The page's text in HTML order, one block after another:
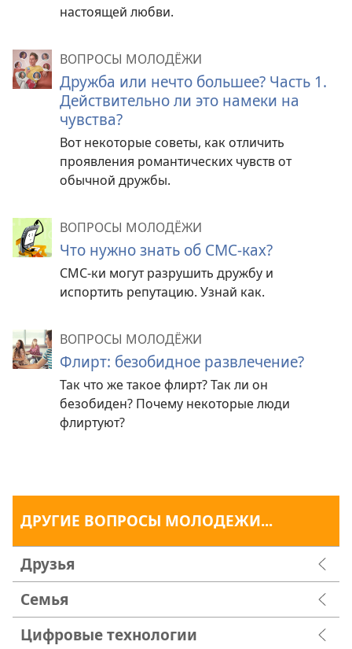
настоящей любви.
ВОПРОСЫ МОЛОДЁЖИ
Дружба или нечто большее? Часть 1.
Действительно ли это намеки на
чувства?
Вот некоторые советы, как отличить
проявления романтических чувств от
обычной дружбы.
ВОПРОСЫ МОЛОДЁЖИ
Что нужно знать об СМС-ках?
СМС-ки могут разрушить дружбу и
испортить репутацию. Узнай как.
ВОПРОСЫ МОЛОДЁЖИ
Флирт: безобидное развлечение?
Так что же такое флирт? Так ли он
безобиден? Почему некоторые люди
флиртуют?
ДРУГИЕ ВОПРОСЫ МОЛОДЕЖИ...
Друзья
Семья
Цифровые технологии